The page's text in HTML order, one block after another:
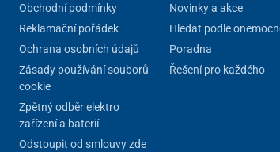
Obchodní podmínky
Reklamační pořádek
Ochrana osobních údajů
Zásady používání souborů
cookie
Zpětný odběr elektro
zařízení a baterií
Odstoupit od smlouvy zde
Novinky a akce
Hledat podle
Poradna
Řešení pro každého